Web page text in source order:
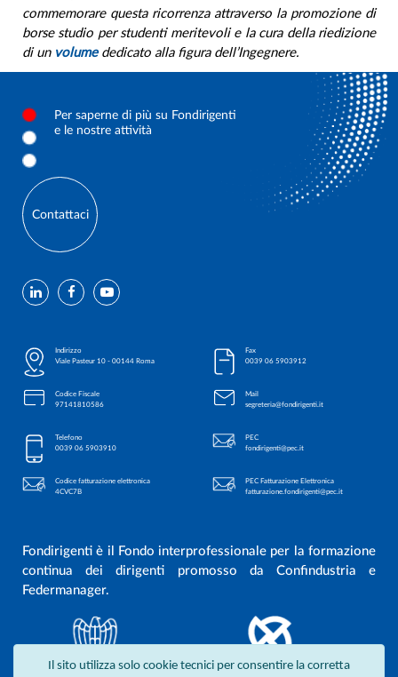
commemorare questa ricorrenza attraverso la promozione di
borse studio per studenti meritevoli e la cura della riedizione
di un volumededicato alla figura dell’Ingegnere.
Il sito utilizza solo cookie tecnici per consentire la corretta
Per saperne di più su Fondirigenti
e le nostre attività
Contattaci
Fondirigenti è il Fondo interprofessionale per la formazione
continua dei dirigenti promosso da Confindustria e
Federmanager.
Indirizzo
Viale Pasteur 10 - 00144 Roma
Codice Fiscale
97141810586
Telefono
0039 06 5903910
Codice fatturazione elettronica
4CVC7B
Fax
0039 06 5903912
Mail
segreteria@fondirigenti.it
PEC
fondirigenti@pec.it
PEC Fatturazione Elettronica
fatturazione.fondirigenti@pec.it